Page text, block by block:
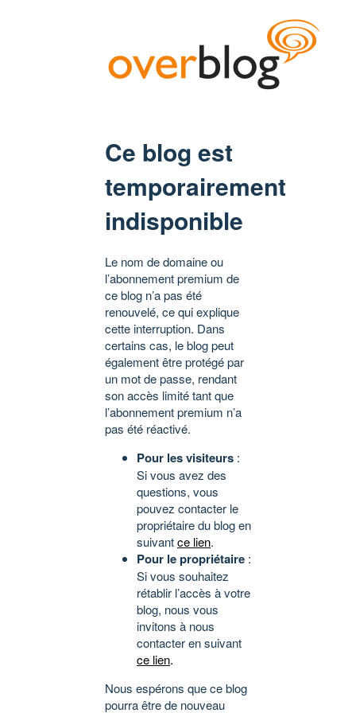
Ce blog est
temporairement
indisponible
Le nom de domaine ou
l’abonnement premium de
ce blog n’a pas été
renouvelé, ce qui explique
cette interruption. Dans
certains cas, le blog peut
également être protégé par
un mot de passe, rendant
son accès limité tant que
l’abonnement premium n’a
pas été réactivé.
Pour les visiteurs :
Si vous avez des
questions, vous
pouvez contacter le
propriétaire du blog en
suivantce lien.
Pour le propriétaire :
Si vous souhaitez
rétablir l’accès à votre
blog, nous vous
invitons à nous
contacter en suivant
ce lien.
Nous espérons que ce blog
pourra être de nouveau